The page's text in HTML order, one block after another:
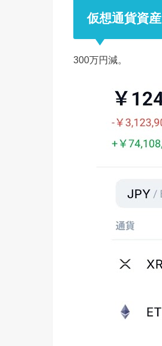
仮想通貨資産
300万円減。